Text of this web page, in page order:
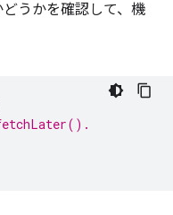
うかを確認して、機